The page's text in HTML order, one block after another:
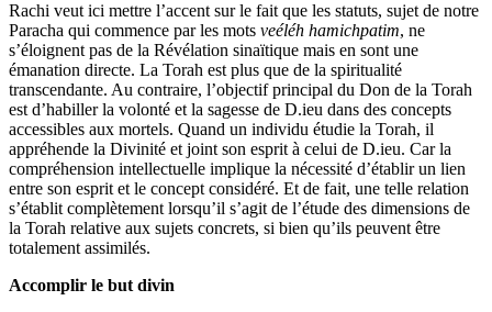
Rachi veut ici mettre l’accent sur le fait que les statuts, sujet de notre
Paracha qui commence par les mots veéléh hamichpatim, ne
s’éloignent pas de la Révélation sinaïtique mais en sont une
émanation directe. La Torah est plus que de la spiritualité
transcendante. Au contraire, l’objectif principal du Don de la Torah
est d’habiller la volonté et la sagesse de D.ieu dans des concepts
accessibles aux mortels. Quand un individu étudie la Torah, il
appréhende la Divinité et joint son esprit à celui de D.ieu. Car la
compréhension intellectuelle implique la nécessité d’établir un lien
entre son esprit et le concept considéré. Et de fait, une telle relation
s’établit complètement lorsqu’il s’agit de l’étude des dimensions de
la Torah relative aux sujets concrets, si bien qu’ils peuvent être
totalement assimilés.
Accomplir le but divin